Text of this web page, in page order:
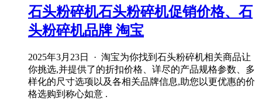
石头粉碎机石头粉碎机促销价格、石
头粉碎机品牌 淘宝
2025年3月23日 · 淘宝为你找到石头粉碎机相关商品让
你挑选,并提供了的折扣价格、详尽的产品规格参数、多
样化的尺寸选项以及各相关品牌信息,助您以更优惠的价
格选购到称心如意 .